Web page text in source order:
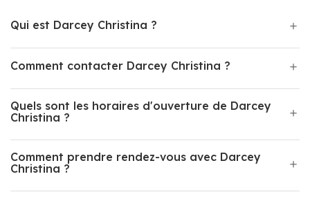
Qui est Darcey Christina ?
Comment contacter Darcey Christina ?
Quels sont les horaires d'ouverture de Darcey
Christina ?
Comment prendre rendez-vous avec Darcey
Christina ?